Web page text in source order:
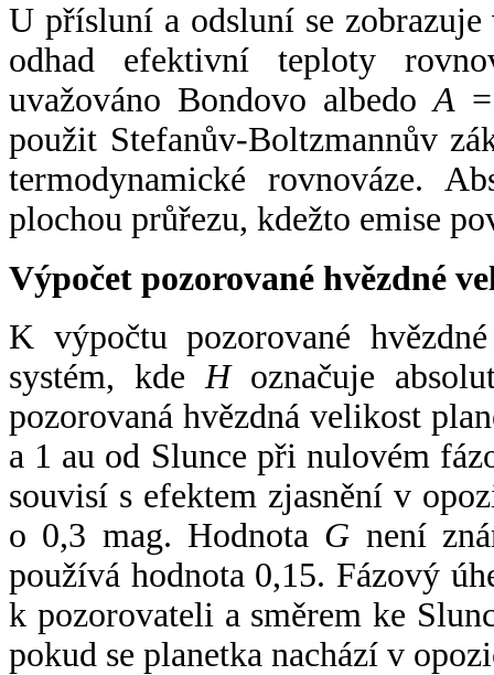
U přísluní a odsluní se
odhad efektivní teploty
uvažováno Bondovo albedoA
použit Stefanův-Boltzmannův
termodynamické rovnováze.
plochou průřezu, kdežto emise
Výpočet pozorované hvězdné
K výpočtu pozorované
systém, kde Hoznačuje
pozorovaná hvězdná velikost
a 1 au od Slunce při nulovém
souvisí s efektem zjasnění v
o 0,3 mag. Hodnota G není
používá hodnota 0,15. Fázový
k pozorovateli a směrem ke
pokud se planetka nachází v